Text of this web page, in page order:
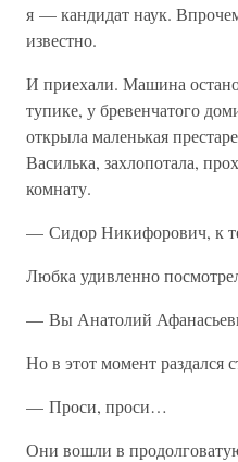
я — кандидат наук.
известно.
И приехали. Машина
тупике, у бревенчатого
открыла маленькая
Василька, захлопотала,
комнату.
— Сидор Никифорович, к
Любка удивленно
— Вы Анатолий
Но в этот момент раздался
— Проси, проси…
Они вошли в